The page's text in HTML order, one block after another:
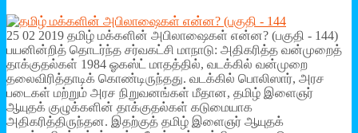
25 02 2019 தமிழ் மக்களின் அபிலாஷைகள் என்ன? (பகுதி - 144)
பயனின்றித் தொடர்ந்த சர்வகட்சி மாநாடு: அதிகரித்த வன்முறைத்
தாக்குதல்கள் 1984 ஓகஸ்ட் மாதத்தில், வடக்கில் வன்முறை
தலைவிரித்தாடிக் கொண்டிருந்தது. வடக்கில் பொலிஸார், அரச
படைகள் மற்றும் அரச நிறுவனங்கள் மீதான, தமிழ் இளைஞர்
ஆயுதக் குழுக்களின் தாக்குதல்கள் கடுமையாக
அதிகரித்திருந்தன. இதற்குத் தமிழ் இளைஞர் ஆயுதக்